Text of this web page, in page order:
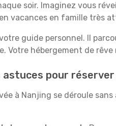
soir. Imaginez vous
vacances en famille très
guide personnel. Il
Votre hébergement de
astuces pour
à Nanjing se déroule